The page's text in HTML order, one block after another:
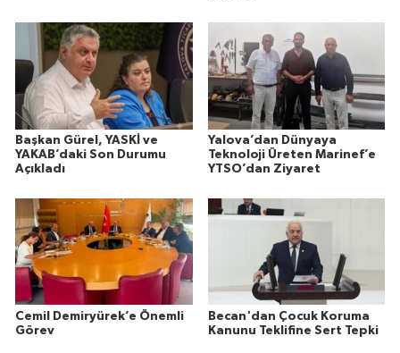
Başkan Gürel, YASKİ ve
YAKAB’daki Son Durumu
Açıkladı
Yalova’dan Dünyaya
Teknoloji Üreten Marinef’e
YTSO’dan Ziyaret
Cemil Demiryürek’e Önemli
Görev
Becan'dan Çocuk Koruma
Kanunu Teklifine Sert Tepki